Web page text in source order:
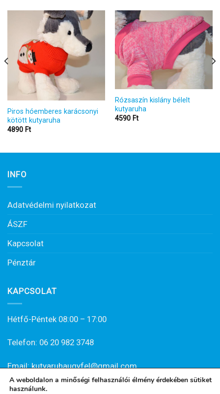
Piros hóemberes karácsonyi
kötött kutyaruha
4890 Ft
Rózsaszín kislány bélelt
kutyaruha
4590 Ft
INFO
Adatvédelmi nyilatkozat
ÁSZF
Kapcsolat
Pénztár
KAPCSOLAT
Hétfő-Péntek 08:00 – 17:00
Telefon: 06 20 982 3748
Email: kutyaruhaugyfel@gmail.com
A weboldalon a minőségi felhasználói élmény érdekében sütiket
használunk.